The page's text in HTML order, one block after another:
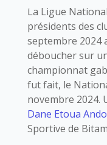
La Ligue
présidents des
septembre 2024
déboucher sur
championnat
fut fait, le
novembre 2024.
Dane Etoua
Sportive de